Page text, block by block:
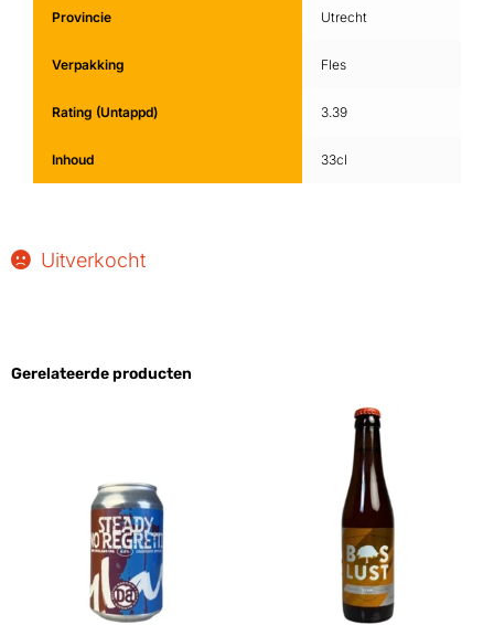
Provincie Utrecht
Verpakking Fles
Rating (Untappd) 3.39
Inhoud 33cl
Uitverkocht
Gerelateerde producten